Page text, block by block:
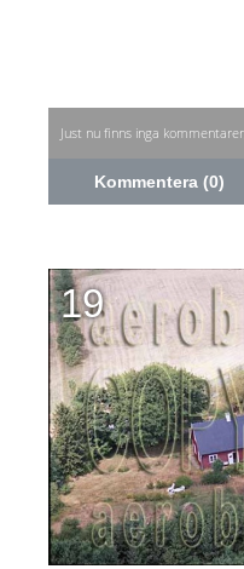
Just nu finns inga
Kommentera (0)
19